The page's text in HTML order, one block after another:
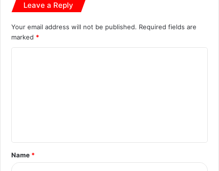
Leave a Reply
Your email address will not be published. Required fields are
marked *
t
*
Name *